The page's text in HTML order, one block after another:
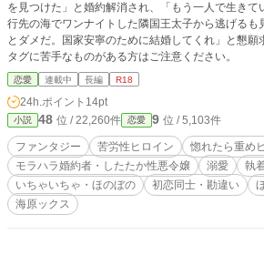
を見つけた」と婚約解消され、「もう一人で生きて
行先の海でワンナイトした隣国王太子から逃げるも
とダメだ。国家安寧のために結婚してくれ」と懇願
タグに苦手なものがある方はご注意ください。
恋愛 連載中 長編 R18
24h.ポイント 14pt
小説 48 位 / 22,260件 恋愛 9 位 / 5,103件
ファンタジー 苦労性ヒロイン
惚れたら重め
モラハラ婚約者・したたか性悪令嬢
溺愛
執
いちゃいちゃ・ほのぼの
初恋同士・勘違い
海原ックス